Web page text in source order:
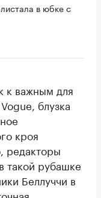
в юбке с
к важным для
блузка
кроя
редакторы
такой рубашке
Беллуччи в